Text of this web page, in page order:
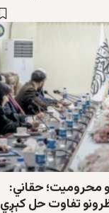
محروميت؛ حقاني:
تفاوت حل کېږي